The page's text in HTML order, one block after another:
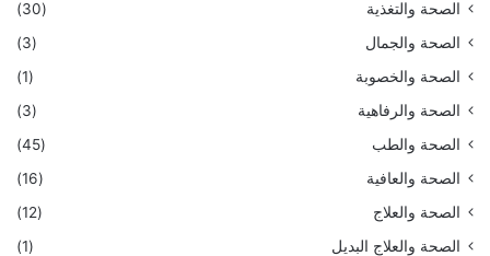
الصحة والتغذية
(30)
الصحة والجمال
(3)
الصحة والخصوبة
(1)
الصحة والرفاهية
(3)
الصحة والطب
(45)
الصحة والعافية
(16)
الصحة والعلاج
(12)
الصحة والعلاج البديل
(1)